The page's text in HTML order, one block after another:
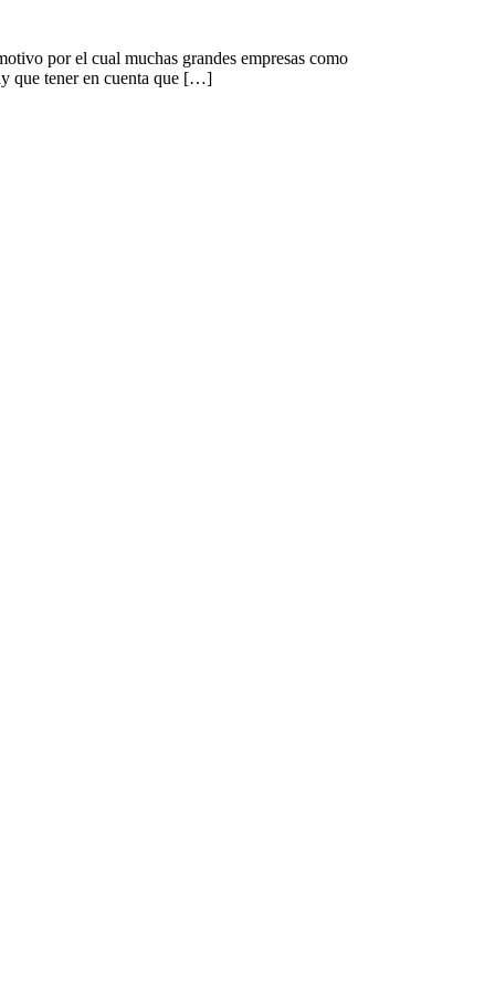
por el cual muchas grandes empresas como
que tener en cuenta que […]